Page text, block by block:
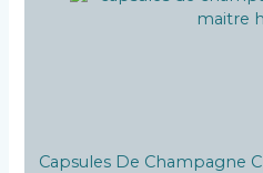
Capsules De Champagne